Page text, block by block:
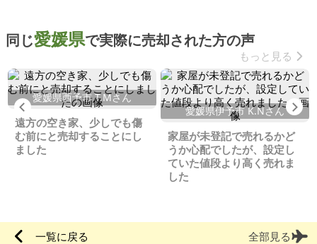
同じ愛媛県で実際に売却された方の声
もっと見る
Previous
愛媛県西予市 T.Mさん
遠方の空き家、少しでも傷
む前にと売却することにし
ました
愛媛県伊予市 K.Nさん
家屋が未登記で売れるかど
うか心配でしたが、設定し
ていた値段より高く売れま
した
一覧に戻る 全部見る